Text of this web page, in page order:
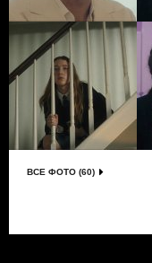
ВСЕ ФОТО (60)